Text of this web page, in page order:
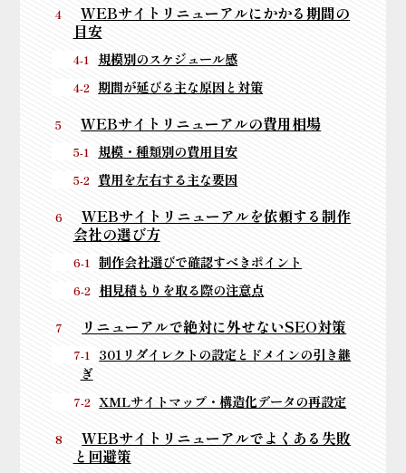
WEBサイトリニューアルにかかる期間の
目安
規模別のスケジュール感
期間が延びる主な原因と対策
WEBサイトリニューアルの費用相場
規模・種類別の費用目安
費用を左右する主な要因
WEBサイトリニューアルを依頼する制作
会社の選び方
制作会社選びで確認すべきポイント
相見積もりを取る際の注意点
リニューアルで絶対に外せないSEO対策
301リダイレクトの設定とドメインの引き継
ぎ
XMLサイトマップ・構造化データの再設定
WEBサイトリニューアルでよくある失敗
と回避策